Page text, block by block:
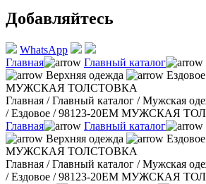
Добавляйтесь
WhatsApp
Главная
Главный каталог
Верхняя одежда
Ездовое
МУЖСКАЯ ТОЛСТОВКА
Главная /Главный каталог /Мужская
/Ездовое /98123-20EM МУЖСКАЯ
Главная
Главный каталог
Верхняя одежда
Ездовое
МУЖСКАЯ ТОЛСТОВКА
Главная /Главный каталог /Мужская
/Ездовое /98123-20EM МУЖСКАЯ